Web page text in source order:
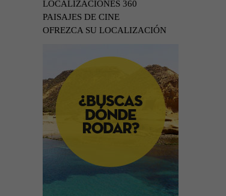
LOCALIZACIONES 360
PAISAJES DE CINE
OFREZCA SU LOCALIZACIÓN